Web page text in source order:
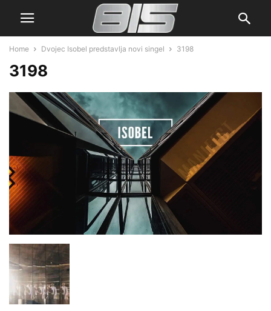
Home Dvojec Isobel predstavlja novi singel 3198
3198